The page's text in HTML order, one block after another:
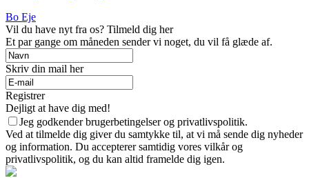
Bo Eje
Vil du have nyt fra os? Tilmeld dig her
Et par gange om måneden sender vi noget, du vil få glæde af.
Skriv din mail her
Registrer
Dejligt at have dig med!
Jeg godkender brugerbetingelser og privatlivspolitik.
Ved at tilmelde dig giver du samtykke til, at vi må sende dig nyheder
og information. Du accepterer samtidig vores vilkår og
privatlivspolitik, og du kan altid framelde dig igen.